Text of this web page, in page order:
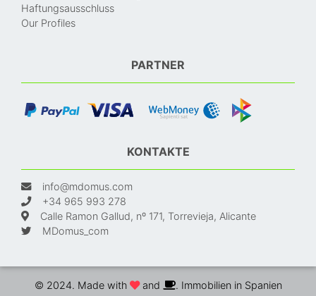
Haftungsausschluss
Our Profiles
PARTNER
KONTAKTE
info@mdomus.com
+34 965 993 278
Calle Ramon Gallud, nº 171, Torrevieja, Alicante
MDomus_com
© 2024. Made with and . Immobilien in Spanien